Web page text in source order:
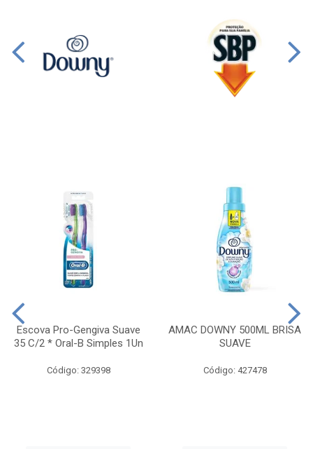
Escova Pro-Gengiva Suave
35 C/2 * Oral-B Simples 1Un
Código: 329398
AMAC DOWNY 500ML BRISA
SUAVE
Código: 427478